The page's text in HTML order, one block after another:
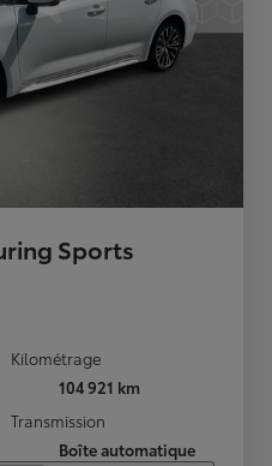
Sports
Kilométrage
104 921 km
Transmission
Boîte automatique